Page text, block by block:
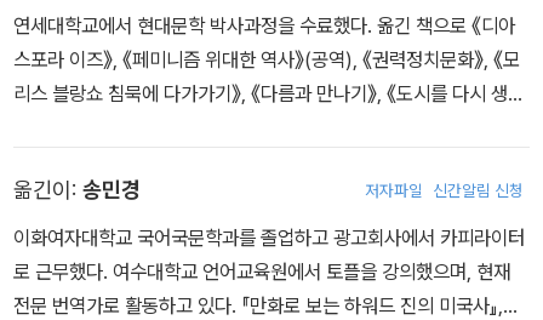
연세대학교에서 현대문학 박사과정을 수료했다. 옮긴 책으로 《디아
스포라 이즈》, 《페미니즘 위대한 역사》(공역), 《권력정치문화》, 《모
리스 블랑쇼 침묵에 다가가기》, 《다름과 만나기》, 《도시를 다시 생각
옮긴이: 송민경 저자파일 신간알림 신청
이화여자대학교 국어국문학과를 졸업하고 광고회사에서 카피라이터
로 근무했다. 여수대학교 언어교육원에서 토플을 강의했으며, 현재
전문 번역가로 활동하고 있다. 『만화로 보는 하워드 진의 미국사』,